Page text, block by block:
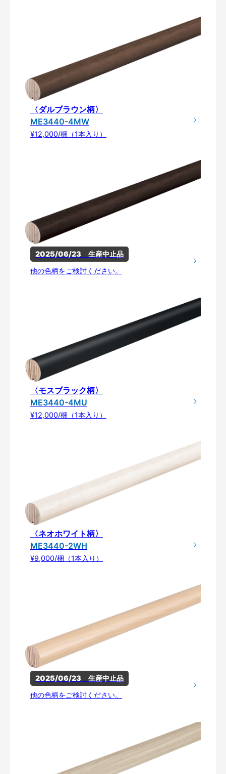
〈ダルブラウン柄〉
ME3440-4MW
¥12,000/梱（1本入り）
2025/06/23　生産中止品
他の色柄をご検討ください。
〈モスブラック柄〉
ME3440-4MU
¥12,000/梱（1本入り）
〈ネオホワイト柄〉
ME3440-2WH
¥9,000/梱（1本入り）
2025/06/23　生産中止品
他の色柄をご検討ください。